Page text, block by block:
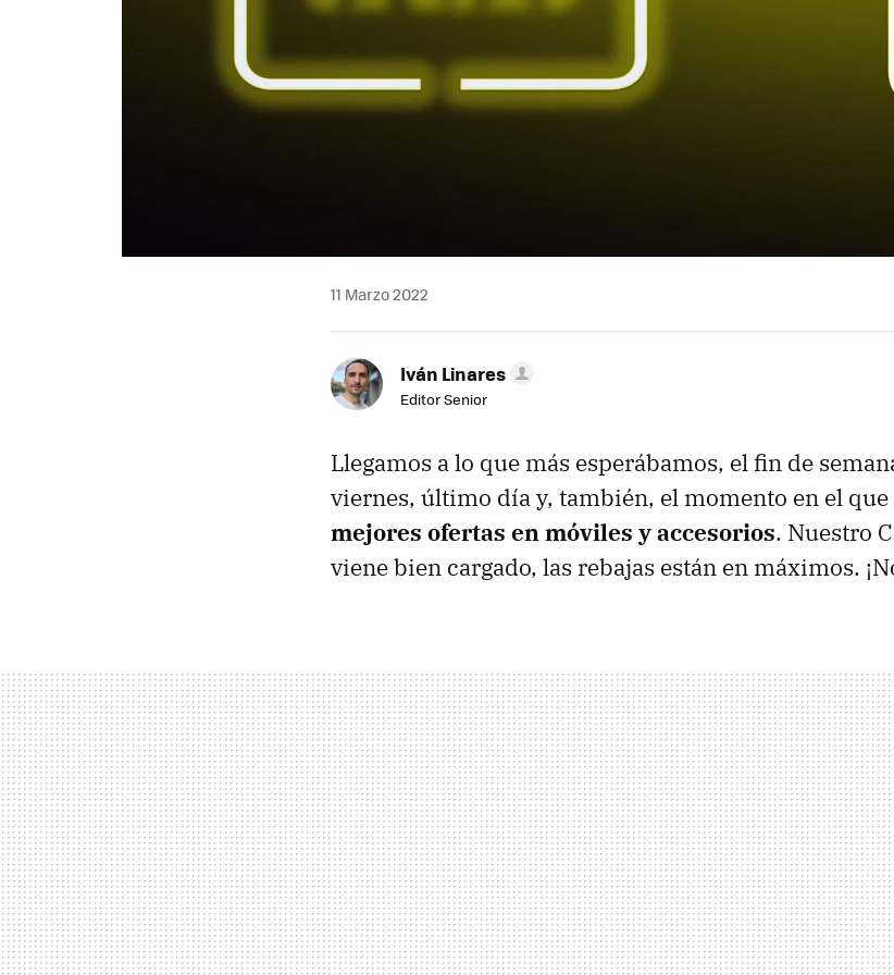
11 Marzo 2022
Iván Linares
Editor Senior
Llegamos a lo que más esperábamos, el fin de
viernes, último día y, también, el momento en el
mejores ofertas en móviles y accesorios. Nuestro
viene bien cargado, las rebajas están en máximos.